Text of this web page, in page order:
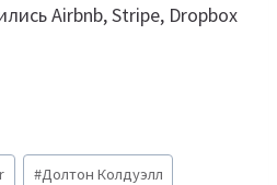
Airbnb, Stripe, Dropbox
#Долтон Колдуэлл